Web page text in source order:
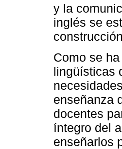
y la
inglés se
Como se
lingüísticas
enseñanza
docentes
íntegro del
enseñarlos